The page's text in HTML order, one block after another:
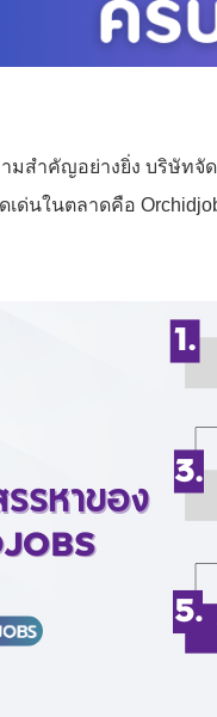
สำคัญอย่างยิ่ง บริษัท
ด่นในตลาดคือ